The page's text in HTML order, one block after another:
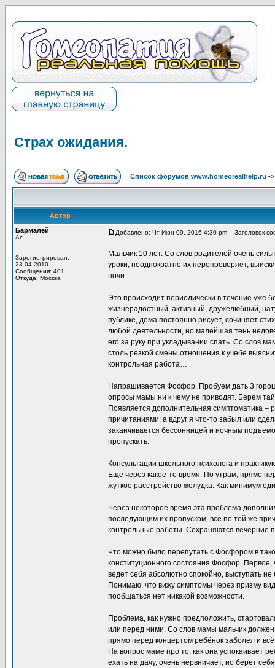
Страх ожидания.
Список форумов www.homeorealhelp.ru -
Автор
Бармалей
Ас
Зарегистрирован:
23.04.2010
Сообщения: 401
Откуда: Москва
Добавлено: Чт Июн 09, 2016 4:30 pm Заголовок
Мальчик 10 лет. Со слов родителей очень
уроки, неоднократно их перепроверяет,
ночи.
Это происходит периодически в течение уже
жизнерадостный, активный, дружелюбный,
публике, дома постоянно рисует, сочиняет
любой деятельности, но малейшая тень
его за руку при укладывании спать. Со слов
столь резкой смены отношения к учебе
контрольная работа…
Напрашивается Фосфор. Пробуем дать 3
опросы мамы ни к чему не приводят. Берем
Появляется дополнительная симптоматика
причитаниями: а вдруг я что-то забыл или
заканчивается бессонницей и ночным
пропускать.
Консультации школьного психолога и
Еще через какое-то время. По утрам, прямо
жуткое расстройство желудка. Как минимум
Через некоторое время эта проблема
последующим их пропуском, все по той же
контрольные работы. Сохраняются вечерние
Что можно было перепутать с Фосфором в
конституционного состояния Фосфор. Первое,
ведет себя абсолютно спокойно, выступать
Понимаю, что вижу симптомы через призму
пообщаться нет никакой возможности.
Проблема, как нужно предположить,
или перед ними. Со слов мамы мальчик
прямо перед концертом ребёнок заболел и
На вопрос маме про то, как она успокаивает
ехать на дачу, очень нервничает, но берет